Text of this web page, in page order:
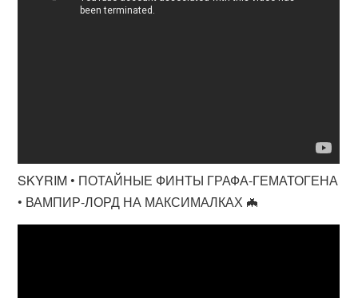
SKYRIM • ПОТАЙНЫЕ ФИНТЫ ГРАФА-ГЕМАТОГЕНА
• ВАМПИР-ЛОРД НА МАКСИМАЛКАХ 🦇